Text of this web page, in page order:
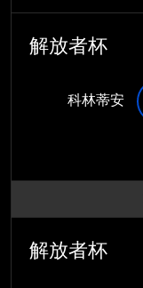
解放者杯
科林蒂安
解放者杯